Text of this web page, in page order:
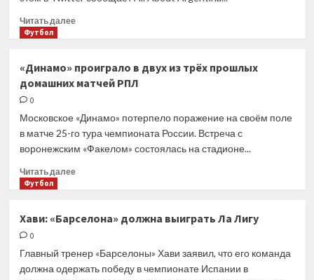
Читать далееПрочитать
известно
о согласии
подписать
контракт
с «Барселоной»
Футбол
«Динамо» проиграло в двух из трёх прошлых
домашних матчей РПЛ
0
Московское «Динамо» потерпело поражение на своём поле
в матче 25-го тура чемпионата России. Встреча с
воронежским «Факелом» состоялась на стадионе...
Читать далееПрочитать
проиграло
из трёх
домашних
Футбол
Хави: «Барселона» должна выиграть Ла Лигу
0
Главный тренер «Барселоны» Хави заявил, что его команда
должна одержать победу в чемпионате Испании в